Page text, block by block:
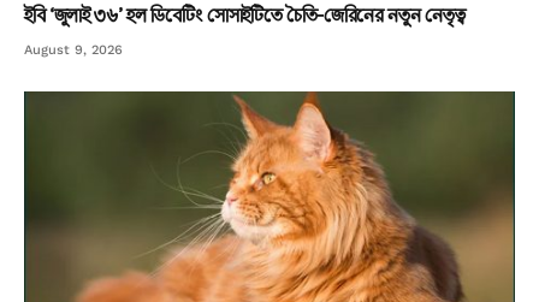
ইবি ‘জুলাই ৩৬’ হল ডিবেটিং সোসাইটিতে চৈতি-জেরিনের নতুন নেতৃত্ব
August 9, 2026